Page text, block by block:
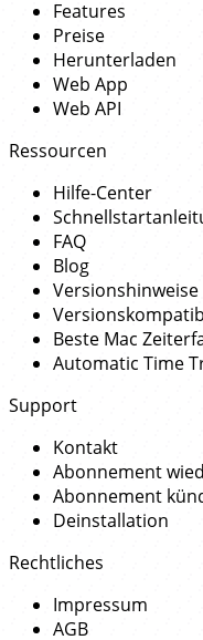
Features
Preise
Herunterladen
Web App
Web API
Ressourcen
Hilfe-Center
FAQ
Blog
Versionshinweise
Beste Mac
Automatic Time
Support
Kontakt
Abonnement
Abonnement
Deinstallation
Rechtliches
Impressum
AGB